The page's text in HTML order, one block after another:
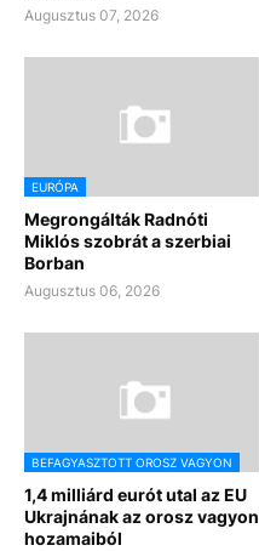
Augusztus 07, 2026
EURÓPA
Megrongálták Radnóti
Miklós szobrát a szerbiai
Borban
Augusztus 06, 2026
BEFAGYASZTOTT OROSZ VAGYON
1,4 milliárd eurót utal az EU
Ukrajnának az orosz vagyon
hozamaiból